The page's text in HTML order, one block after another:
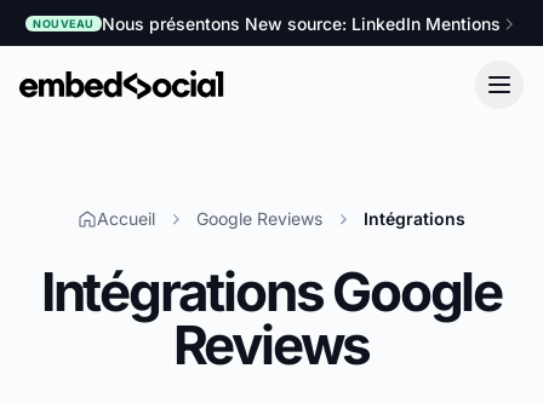
NOUVEAU Nous présentons New source: LinkedIn Mentions
Accueil Google Reviews Intégrations
Intégrations Google
Reviews